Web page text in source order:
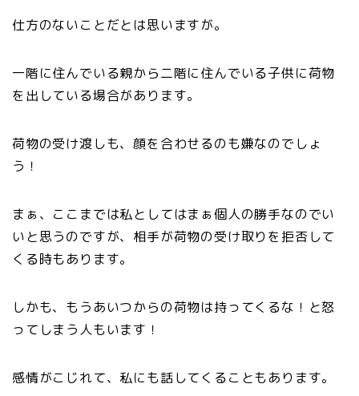
仕方のないことだとは思いますが。
一階に住んでいる親から二階に住んでいる子供に荷物
を出している場合があります。
荷物の受け渡しも、顔を合わせるのも嫌なのでしょ
う！
まぁ、ここまでは私としてはまぁ個人の勝手なのでい
いと思うのですが、相手が荷物の受け取りを拒否して
くる時もあります。
しかも、もうあいつからの荷物は持ってくるな！と怒
ってしまう人もいます！
感情がこじれて、私にも話してくることもあります。